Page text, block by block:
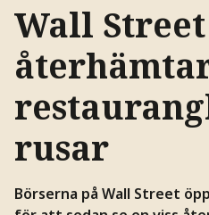
Wall Street
rusar
Börserna på Wall Street